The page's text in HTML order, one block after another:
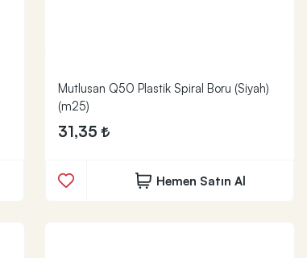
Mutlusan Q50 Plastik Spiral Boru (Siyah)
(m25)
31,35
Hemen Satın Al